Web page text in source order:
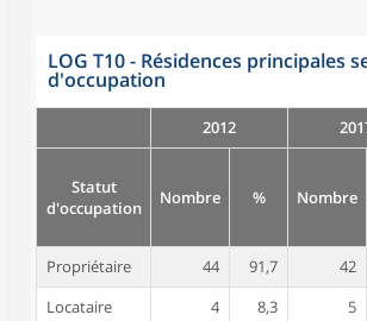
LOG T10 - Résidences principales
d'occupation
2012
Statut
d'occupation
Nombre % Nombre
Propriétaire 44 91,7 42
Locataire
4 8,3 5